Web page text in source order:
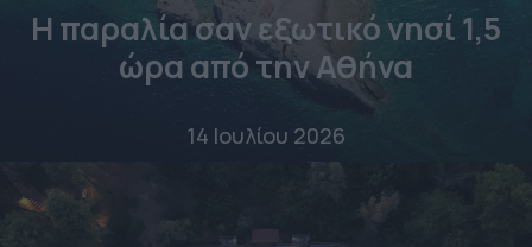
Η παραλία σαν εξωτικό νησί 1,5
ώρα από την Αθήνα
14 Ιουλίου 2026